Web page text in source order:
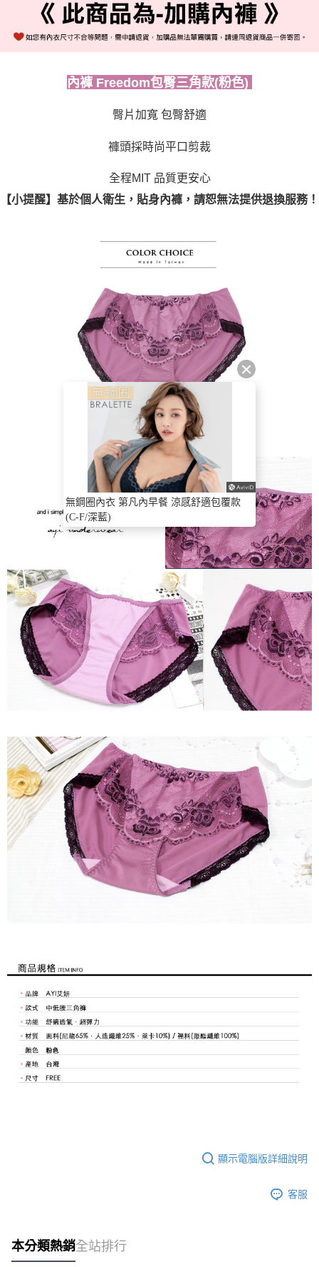
國際順豐速運 查看運費
內褲 Freedom包臀三角款(粉色)
臀片加寬 包臀舒適
褲頭採時尚平口剪裁
全程MIT 品質更安心
【小提醒】基於個人衛生，貼身內褲，請恕無法提供退換服務！
顯示電腦版詳細說明
客服
本分類熱銷全站排行
無鋼圈內衣 第凡內早餐 涼感舒適包覆款
(C-F/深藍)